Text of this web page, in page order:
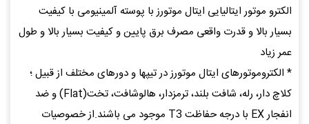
الکترو موتور ایتالیایی ایتال موتورز با پوسته آلمینیومی با کیفیت
بسیار بالا و قدرت واقعی مصرف برق پایین و کیفیت بسیار بالا و طول
عمر زیاد
* الکتروموتورهای ایتال موتورز در تیپها و دورهای مختلف از قبیل ؛
کلاچ دار، رله، شافت بلند، ترمزدار، هالوشافت، تخت(Flat) و ضد
انفجار EX با درجه حفاظت T3 موجود می باشند.از خصوصیات